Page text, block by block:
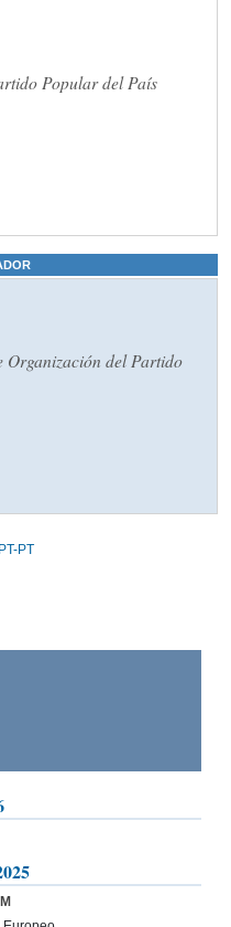
Popular del País
Organización del Partido
PT-PT